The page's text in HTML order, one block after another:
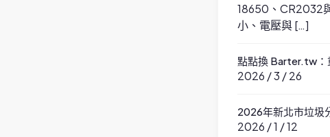
18650、CR2032
小、電壓與 […]
點點換 Barter.tw：
2026 / 3 / 26
2026年新北市垃圾
2026 / 1 / 12